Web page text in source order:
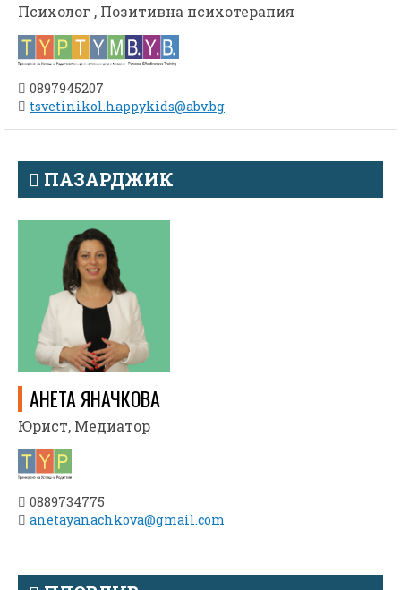
Психолог , Позитивна психотерапия
0897945207
tsvetinikol.happykids@abv.bg
ПАЗАРДЖИК
АНЕТА ЯНАЧКОВА
Юрист, Медиатор
0889734775
anetayanachkova@gmail.com